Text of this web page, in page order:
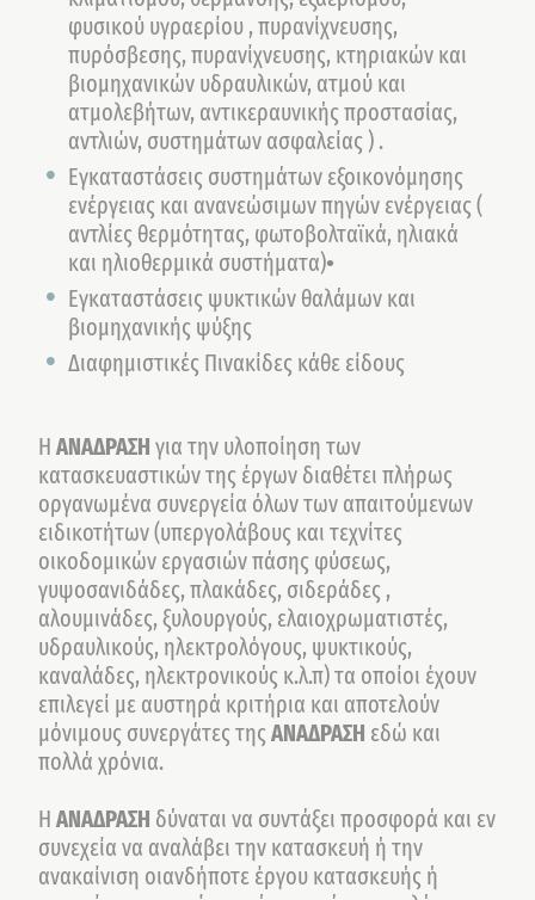
φυσικού υγραερίου , πυρανίχνευσης,
πυρόσβεσης, πυρανίχνευσης, κτηριακών και
βιομηχανικών υδραυλικών, ατμού και
ατμολεβήτων, αντικεραυνικής προστασίας,
αντλιών, συστημάτων ασφαλείας ) .
Εγκαταστάσεις συστημάτων εξοικονόμησης
ενέργειας και ανανεώσιμων πηγών ενέργειας (
αντλίες θερμότητας, φωτοβολταϊκά, ηλιακά
και ηλιοθερμικά συστήματα)•
Εγκαταστάσεις ψυκτικών θαλάμων και
βιομηχανικής ψύξης
Διαφημιστικές Πινακίδες κάθε είδους
Η ΑΝΑΔΡΑΣΗ για την υλοποίηση των
κατασκευαστικών της έργων διαθέτει πλήρως
οργανωμένα συνεργεία όλων των απαιτούμενων
ειδικοτήτων (υπεργολάβους και τεχνίτες
οικοδομικών εργασιών πάσης φύσεως,
γυψοσανιδάδες, πλακάδες, σιδεράδες ,
αλουμινάδες, ξυλουργούς, ελαιοχρωματιστές,
υδραυλικούς, ηλεκτρολόγους, ψυκτικούς,
καναλάδες, ηλεκτρονικούς κ.λ.π) τα οποίοι έχουν
επιλεγεί με αυστηρά κριτήρια και αποτελούν
μόνιμους συνεργάτες τηςΑΝΑΔΡΑΣΗ εδώ και
πολλά χρόνια.
Η ΑΝΑΔΡΑΣΗ δύναται να συντάξει προσφορά και εν
συνεχεία να αναλάβει την κατασκευή ή την
ανακαίνιση οιανδήποτε έργου κατασκευής ή